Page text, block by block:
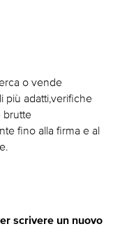
o vende
più adatti,verifiche
brutte
fino alla firma e al
scrivere un nuovo